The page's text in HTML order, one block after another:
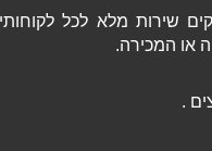
שירות מלא לכל לקוחותינו
או המכירה.
.